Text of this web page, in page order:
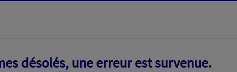
désolés, une erreur est survenue.